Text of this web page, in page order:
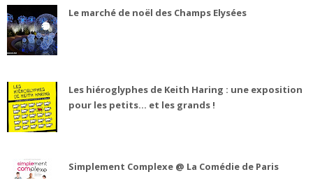
Le marché de noël des Champs Elysées
Les hiéroglyphes de Keith Haring : une exposition
pour les petits... et les grands !
Simplement Complexe @ La Comédie de Paris